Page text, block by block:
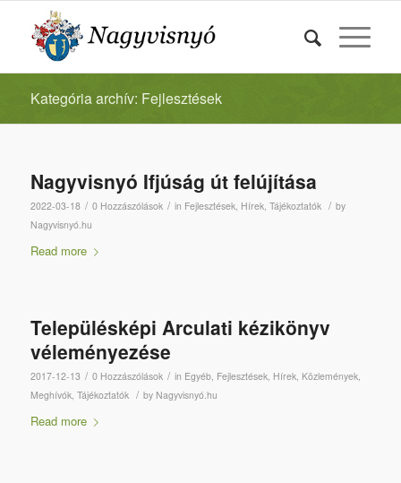
Kategória archív: Fejlesztések
Nagyvisnyó Ifjúság út felújítása
2022-03-18 / 0 Hozzászólások / in Fejlesztések, Hírek, Tájékoztatók / by
Nagyvisnyó.hu
Read more
Településképi Arculati kézikönyv
véleményezése
2017-12-13 / 0 Hozzászólások / in Egyéb, Fejlesztések, Hírek, Közlemények,
Meghívók, Tájékoztatók / by Nagyvisnyó.hu
Read more